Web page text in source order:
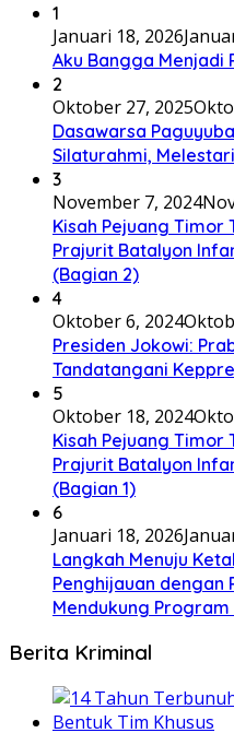
1
Januari 18, 2026
Aku Bangga Menjadi
2
Oktober 27, 2025
Dasawarsa
Silaturahmi,
3
November 7, 2024
Kisah Pejuang Timor
Prajurit Batalyon
(Bagian 2)
4
Oktober 6, 2024
Presiden Jokowi:
Tandatangani
5
Oktober 18, 2024
Kisah Pejuang Timor
Prajurit Batalyon
(Bagian 1)
6
Januari 18, 2026
Langkah Menuju
Penghijauan dengan
Mendukung
Berita Kriminal